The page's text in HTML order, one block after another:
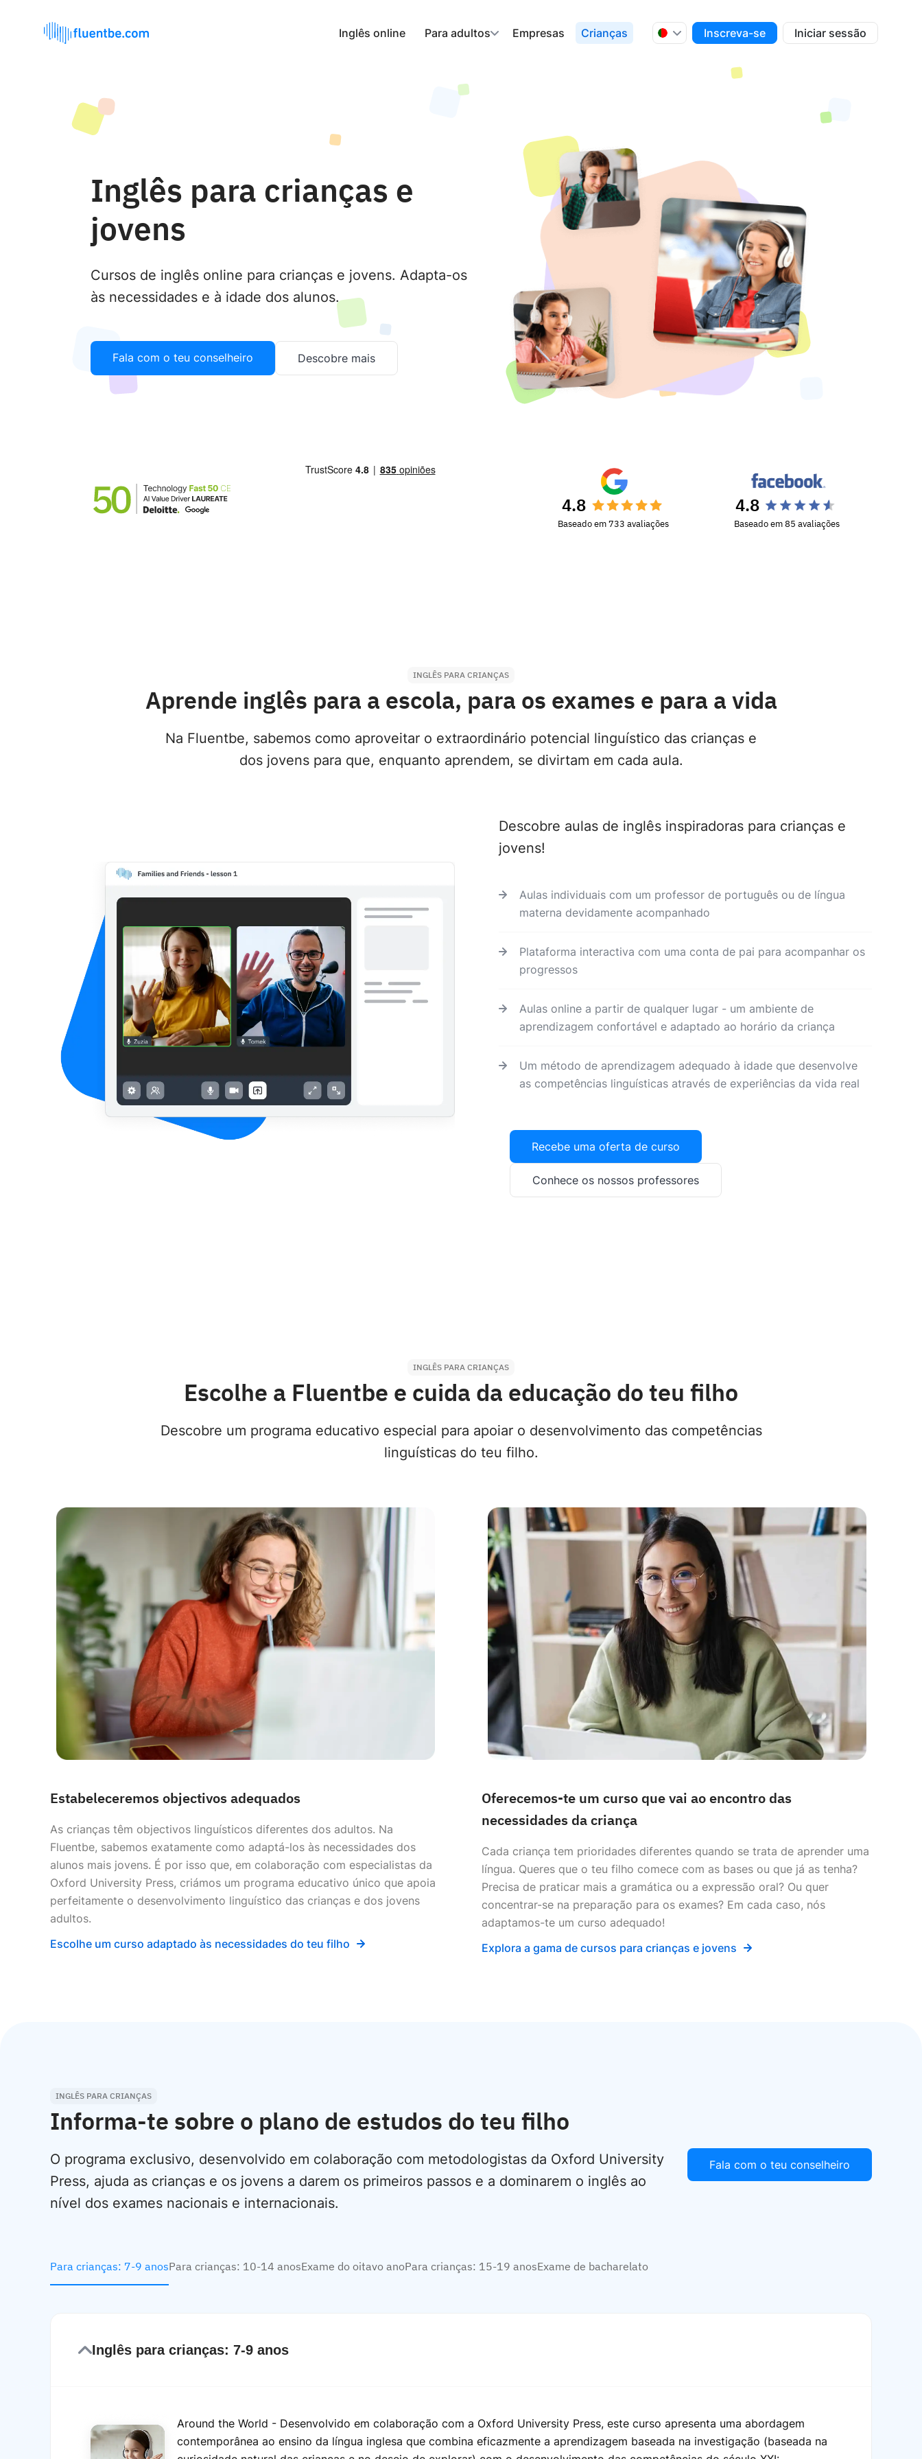
Inglês online Para adultos Empresas Crianças Inscreva-se Iniciar sessão
Inglês para crianças e
jovens
Cursos de inglês online para crianças e jovens. Adapta-os
às necessidades e à idade dos alunos.
Fala com o teu conselheiro Descobre mais
4.8
Baseado em 733 avaliações
4.8
Baseado em 85 avaliações
INGLÊS PARA CRIANÇAS
Aprende inglês para a escola, para os exames e para a vida
Na Fluentbe, sabemos como aproveitar o extraordinário potencial linguístico das crianças e
dos jovens para que, enquanto aprendem, se divirtam em cada aula.
Descobre aulas de inglês inspiradoras para crianças e
jovens!
Aulas individuais com um professor de português ou de língua
materna devidamente acompanhado
Plataforma interactiva com uma conta de pai para acompanhar os
progressos
Aulas online a partir de qualquer lugar - um ambiente de
aprendizagem confortável e adaptado ao horário da criança
Um método de aprendizagem adequado à idade que desenvolve
as competências linguísticas através de experiências da vida real
Recebe uma oferta de curso
Conhece os nossos professores
INGLÊS PARA CRIANÇAS
Escolhe a Fluentbe e cuida da educação do teu filho
Descobre um programa educativo especial para apoiar o desenvolvimento das competências
linguísticas do teu filho.
Estabeleceremos objectivos adequados
As crianças têm objectivos linguísticos diferentes dos adultos. Na
Fluentbe, sabemos exatamente como adaptá-los às necessidades dos
alunos mais jovens. É por isso que, em colaboração com especialistas da
Oxford University Press, criámos um programa educativo único que apoia
perfeitamente o desenvolvimento linguístico das crianças e dos jovens
adultos.
Escolhe um curso adaptado às necessidades do teu filho
Oferecemos-te um curso que vai ao encontro das
necessidades da criança
Cada criança tem prioridades diferentes quando se trata de aprender uma
língua. Queres que o teu filho comece com as bases ou que já as tenha?
Precisa de praticar mais a gramática ou a expressão oral? Ou quer
concentrar-se na preparação para os exames? Em cada caso, nós
adaptamos-te um curso adequado!
Explora a gama de cursos para crianças e jovens
INGLÊS PARA CRIANÇAS
Informa-te sobre o plano de estudos do teu filho
O programa exclusivo, desenvolvido em colaboração com metodologistas da Oxford University
Press, ajuda as crianças e os jovens a darem os primeiros passos e a dominarem o inglês ao
nível dos exames nacionais e internacionais.
Fala com o teu conselheiro
Para crianças: 7-9 anosPara crianças: 10-14 anosExame do oitavo anoPara crianças: 15-19 anosExame de bacharelato
Inglês para crianças: 7-9 anos
Around the World - Desenvolvido em colaboração com a Oxford University Press, este curso apresenta uma abordagem
contemporânea ao ensino da língua inglesa que combina eficazmente a aprendizagem baseada na investigação (baseada na